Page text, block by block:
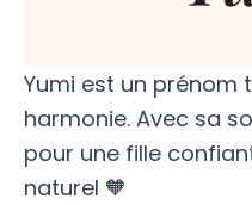
Yumi est un prénom
harmonie. Avec sa
pour une fille
naturel 🧡